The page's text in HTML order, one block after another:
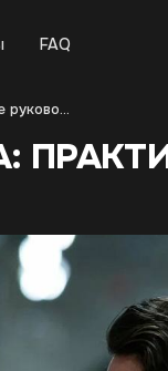
FAQ
Как читать язык тела: практическое руководство для пикаперов